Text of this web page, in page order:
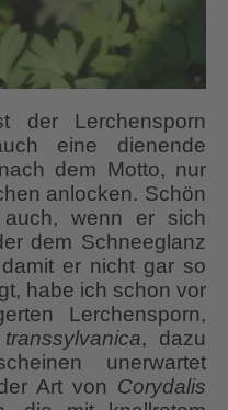
der Lerchensporn
eine dienende
dem Motto, nur
anlocken. Schön
wenn er sich
dem Schneeglanz
er nicht gar so
habe ich schon vor
Lerchensporn,
, dazu
unerwartet
Art von Corydalis